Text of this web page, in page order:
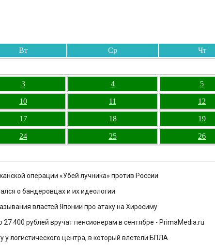
Вт Ср Чт
3 4 5
10 11 12
17 18 19
24 25 26
операции «Убей лучника» против России
о бандеровцах и их идеологии
властей Японии про атаку на Хиросиму
400 рублей вручат пенсионерам в сентябре - PrimaMedia.ru
у логистического центра, в который влетели БПЛА